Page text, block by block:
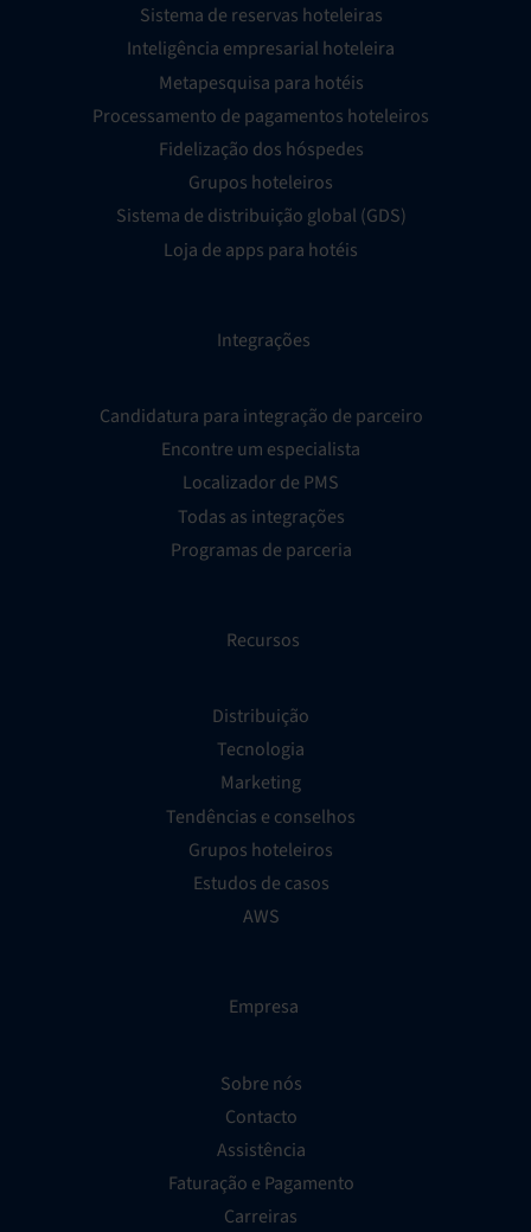
Sistema de reservas hoteleiras
Inteligência empresarial hoteleira
Metapesquisa para hotéis
Processamento de pagamentos hoteleiros
Fidelização dos hóspedes
Grupos hoteleiros
Sistema de distribuição global (GDS)
Loja de apps para hotéis
Integrações
Candidatura para integração de parceiro
Encontre um especialista
Localizador de PMS
Todas as integrações
Programas de parceria
Recursos
Distribuição
Tecnologia
Marketing
Tendências e conselhos
Grupos hoteleiros
Estudos de casos
AWS
Empresa
Sobre nós
Contacto
Assistência
Faturação e Pagamento
Carreiras